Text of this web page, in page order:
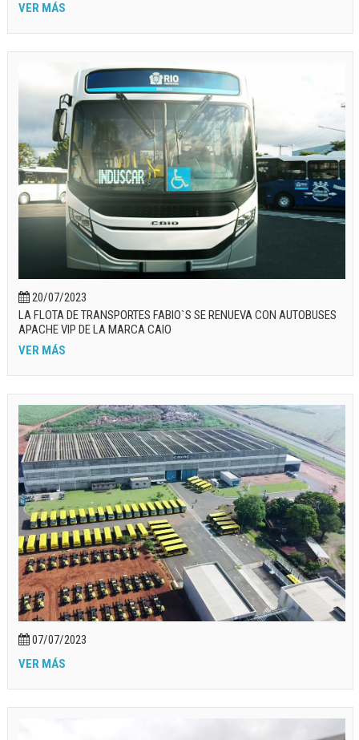
VER MÁS
20/07/2023
LA FLOTA DE TRANSPORTES FABIO`S SE RENUEVA CON AUTOBUSES
APACHE VIP DE LA MARCA CAIO
VER MÁS
07/07/2023
VER MÁS